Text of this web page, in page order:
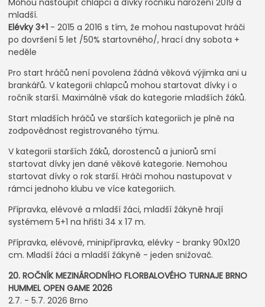
Mohou nastoupit chlapci a dívky ročníku narození 2019 a
mladší.
Elévky 3+1 - 2015 a 2016 s tím, že mohou nastupovat hráči
po dovršení 5 let /50% startovného/, hrací dny sobota +
neděle
Pro start hráčů není povolena žádná věková výjimka ani u
brankářů. V kategorii chlapců mohou startovat dívky i o
ročník starší. Maximálně však do kategorie mladších žáků.
Start mladších hráčů ve starších kategoriich je plně na
zodpovědnost registrovaného týmu.
V kategorii starších žáků, dorostenců a juniorů smí
startovat dívky jen dané věkové kategorie. Nemohou
startovat dívky o rok starší. Hráči mohou nastupovat v
rámci jednoho klubu ve více kategoriich.
Přípravka, elévové a mladší žáci, mladší žákyně hrají
systémem 5+1 na hřišti 34 x 17 m.
Přípravka, elévové, minipřípravka, elévky - branky 90x120
cm. Mladší žáci a mladší žákyně - jeden snižovač.
20. ROČNÍK MEZINÁRODNÍHO FLORBALOVÉHO TURNAJE BRNO
HUMMEL OPEN GAME 2026
2.7. - 5.7. 2026 Brno